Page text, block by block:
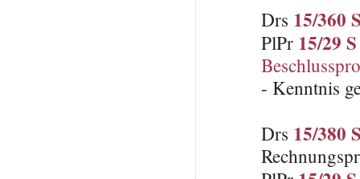
Drs 15/360
PlPr 15/29 S
- Kenntnis
Drs 15/380